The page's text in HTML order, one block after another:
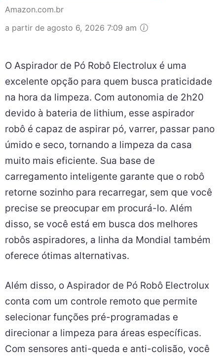
Amazon.com.br
a partir de agosto 6, 2026 7:09 am
O Aspirador de Pó Robô Electrolux é uma
excelente opção para quem busca praticidade
na hora da limpeza. Com autonomia de 2h20
devido à bateria de lithium, esse aspirador
robô é capaz de aspirar pó, varrer, passar pano
úmido e seco, tornando a limpeza da casa
muito mais eficiente. Sua base de
carregamento inteligente garante que o robô
retorne sozinho para recarregar, sem que você
precise se preocupar em procurá-lo. Além
disso, se você está em busca dos melhores
robôs aspiradores, a linha da Mondial também
oferece ótimas alternativas.
Além disso, o Aspirador de Pó Robô Electrolux
conta com um controle remoto que permite
selecionar funções pré-programadas e
direcionar a limpeza para áreas específicas.
Com sensores anti-queda e anti-colisão, você